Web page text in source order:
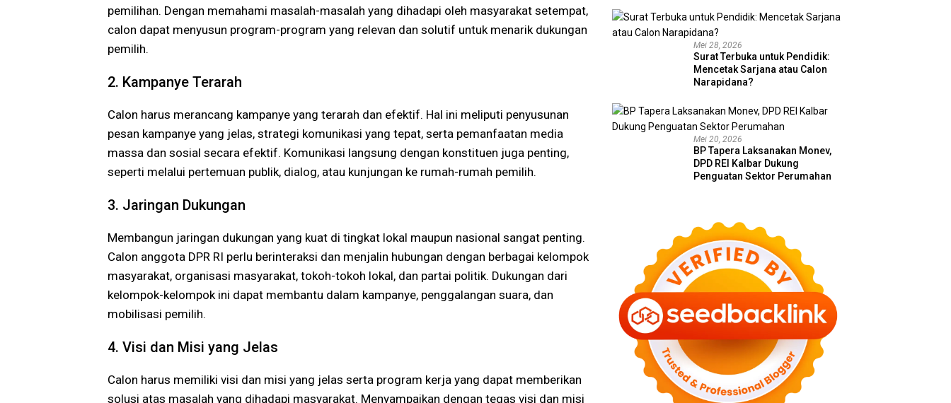
pemilihan. Dengan memahami masalah-masalah yang dihadapi oleh masyarakat setempat,
calon dapat menyusun program-program yang relevan dan solutif untuk menarik dukungan
pemilih.
2. Kampanye Terarah
Calon harus merancang kampanye yang terarah dan efektif. Hal ini meliputi penyusunan
pesan kampanye yang jelas, strategi komunikasi yang tepat, serta pemanfaatan media
massa dan sosial secara efektif. Komunikasi langsung dengan konstituen juga penting,
seperti melalui pertemuan publik, dialog, atau kunjungan ke rumah-rumah pemilih.
3. Jaringan Dukungan
Membangun jaringan dukungan yang kuat di tingkat lokal maupun nasional sangat penting.
Calon anggota DPR RI perlu berinteraksi dan menjalin hubungan dengan berbagai kelompok
masyarakat, organisasi masyarakat, tokoh-tokoh lokal, dan partai politik. Dukungan dari
kelompok-kelompok ini dapat membantu dalam kampanye, penggalangan suara, dan
mobilisasi pemilih.
4. Visi dan Misi yang Jelas
Calon harus memiliki visi dan misi yang jelas serta program kerja yang dapat memberikan
solusi atas masalah yang dihadapi masyarakat. Menyampaikan dengan tegas visi dan misi
Mei 28, 2026
Surat Terbuka untuk Pendidik:
Mencetak Sarjana atau Calon
Narapidana?
Mei 20, 2026
BP Tapera Laksanakan Monev,
DPD REI Kalbar Dukung
Penguatan Sektor Perumahan